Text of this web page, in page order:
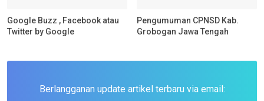
Google Buzz , Facebook atau
Twitter by Google
Pengumuman CPNSD Kab.
Grobogan Jawa Tengah
Berlangganan update artikel terbaru via email: